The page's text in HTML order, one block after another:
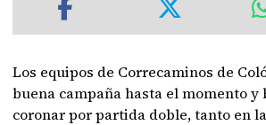
Los equipos de Correcaminos de
buena campaña hasta el momento y
coronar por partida doble, tanto en